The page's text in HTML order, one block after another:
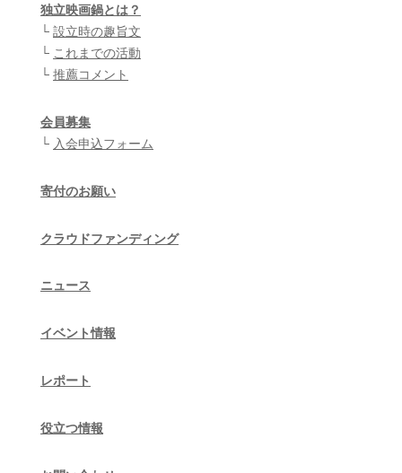
独立映画鍋とは？
└ 設立時の趣旨文
└ これまでの活動
└ 推薦コメント
会員募集
└ 入会申込フォーム
寄付のお願い
クラウドファンディング
ニュース
イベント情報
レポート
役立つ情報